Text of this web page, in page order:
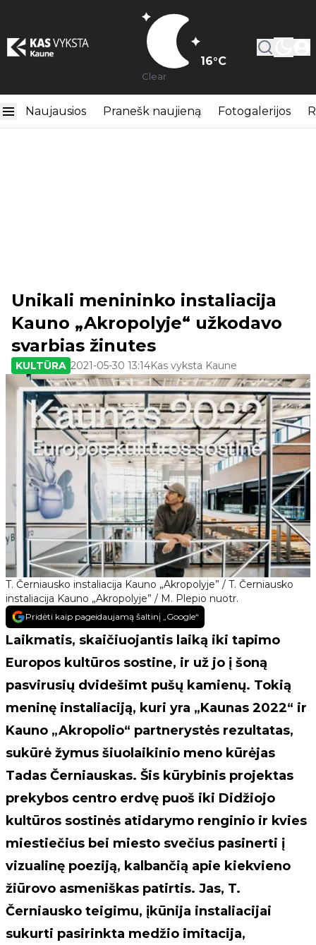
16°C
Clear
Naujausios Pranešk naujieną Fotogalerijos
T. Černiausko instaliacija Kauno „Akropolyje” / T. Černiausko
instaliacija Kauno „Akropolyje” / M. Plepio nuotr.
Unikali menininko instaliacija
Kauno „Akropolyje“ užkodavo
svarbias žinutes
KULTŪRA 2021-05-30 13:14Kas vyksta Kaune
Pridėti kaip pageidaujamą šaltinį „Google“
Laikmatis, skaičiuojantis laiką iki tapimo
Europos kultūros sostine, ir už jo į šoną
pasvirusių dvidešimt pušų kamienų. Tokią
meninę instaliaciją, kuri yra „Kaunas 2022“ ir
Kauno „Akropolio“ partnerystės rezultatas,
sukūrė žymus šiuolaikinio meno kūrėjas
Tadas Černiauskas. Šis kūrybinis projektas
prekybos centro erdvę puoš iki Didžiojo
kultūros sostinės atidarymo renginio ir kvies
miestiečius bei miesto svečius pasinerti į
vizualinę poeziją, kalbančią apie kiekvieno
žiūrovo asmeniškas patirtis. Jas, T.
Černiausko teigimu, įkūnija instaliacijai
sukurti pasirinkta medžio imitacija,